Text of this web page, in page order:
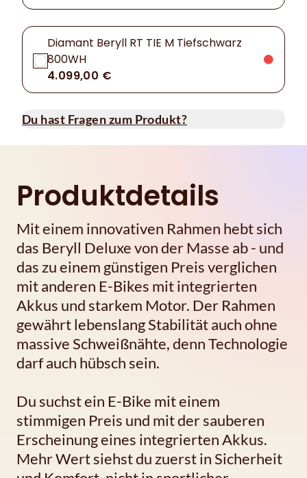
Diamant Beryll RT TIE M Tiefschwarz
800WH
4.099,00 €
Du hast Fragen zum Produkt?
Produktdetails
Mit einem innovativen Rahmen hebt sich
das Beryll Deluxe von der Masse ab - und
das zu einem günstigen Preis verglichen
mit anderen E-Bikes mit integrierten
Akkus und starkem Motor. Der Rahmen
gewährt lebenslang Stabilität auch ohne
massive Schweißnähte, denn Technologie
darf auch hübsch sein.
Du suchst ein E-Bike mit einem
stimmigen Preis und mit der sauberen
Erscheinung eines integrierten Akkus.
Mehr Wert siehst du zuerst in Sicherheit